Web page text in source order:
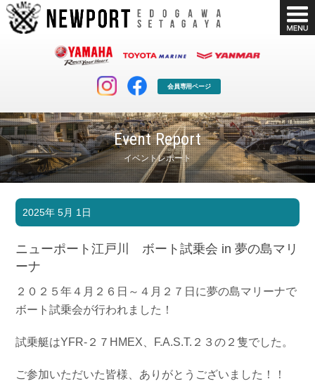
会員専用ページ
Event Report
イベントレポート
マリンクラブ
マリンライフを堪能したい！
ボート販売
ボート免許
長年の実績と信頼！
シースタイル
Sea-Style
店舗情報 公式ブログ
Contact us Company
採用情報 リンク集
2025年 5月 1日
ニューポート江戸川 ボート試乗会 in 夢の島マリ
ーナ
２０２５年４月２６日～４月２７日に夢の島マリーナで
ボート試乗会が行われました！
試乗艇はYFR-２７HMEX、F.A.S.T.２３の２隻でした。
ご参加いただいた皆様、ありがとうございました！！